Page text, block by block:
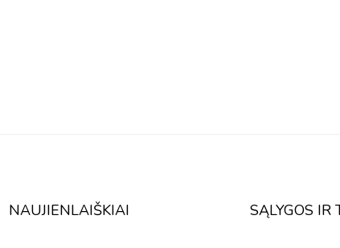
NAUJIENLAIŠKIAI SĄLYGOS IR